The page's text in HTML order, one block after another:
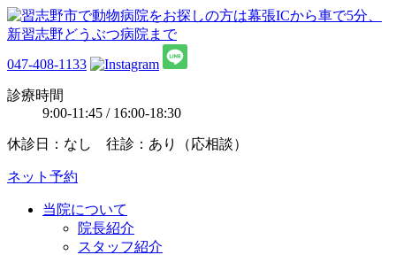
047-408-1133
診療時間
9:00-11:45 / 16:00-18:30
休診日：なし 往診：あり（応相談）
ネット予約
当院について
院長紹介
スタッフ紹介